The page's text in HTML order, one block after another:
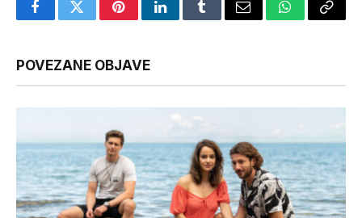
FacebookTwitterPinterestLinkedInTumblrEmail WhatsApp
Copy
POVEZANE OBJAVE